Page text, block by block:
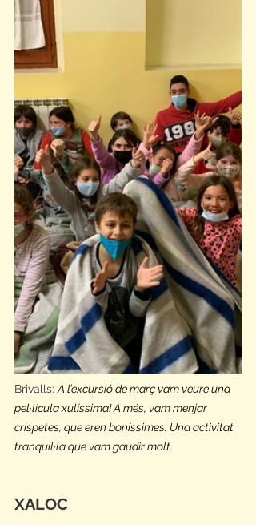
Brivalls: A l’excursió de març vam veure una
pel·lícula xulíssima! A més, vam menjar
crispetes, que eren boníssimes. Una activitat
tranquil·la que vam gaudir molt.
XALOC